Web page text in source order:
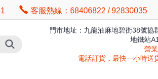
客服熱線：68406822 / 92830035
門市地址：九龍油麻地碧街38號協
地鐵站
營
電話訂貨，最快一小時送